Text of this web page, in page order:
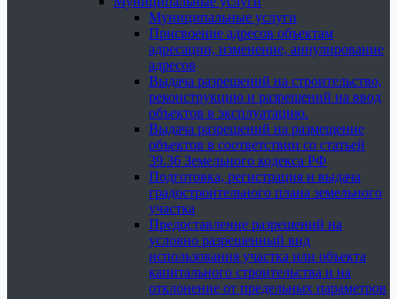
Муниципальные услуги
Присвоение адресов объектам
адресации, изменение, аннулирование
адресов
Выдача разрешений на строительство,
реконструкцию и разрешений на ввод
объектов в эксплуатацию.
Выдача разрешений на размещение
объектов в соответствии со статьей
39.36 Земельного кодекса РФ
Подготовка, регистрация и выдача
градостроительного плана земельного
участка
Предоставление разрешений на
условно разрешенный вид
использования участка или объекта
капитального строительства и на
отклонение от предельных параметров